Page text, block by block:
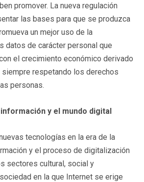
promover. La nueva regulación
las bases para que se produzca
un mejor uso de la
datos de carácter personal que
el crecimiento económico derivado
respetando los derechos
personas.
y el mundo digital
tecnologías en la era de la
y el proceso de digitalización
sectores cultural, social y
en la que Internet se erige